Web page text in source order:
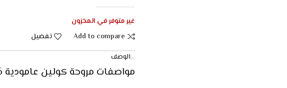
غير متوفر في المخزون
Add to compare
تفضيل
الوصف
مواصفات مروحة كولين عامودية 16 بوصة برو – 50 وات – اسود :